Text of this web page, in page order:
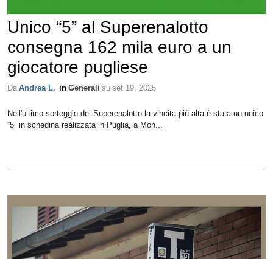
Unico “5” al Superenalotto
consegna 162 mila euro a un
giocatore pugliese
Da Andrea L. in Generali su set 19, 2025
Nell'ultimo sorteggio del Superenalotto la vincita più alta è stata un unico
“5” in schedina realizzata in Puglia, a Mon...